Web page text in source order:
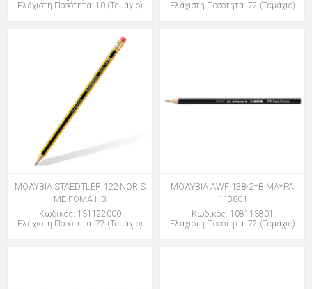
Ελάχιστη Ποσότητα: 10 (Τεμάχιο)
Ελάχιστη Ποσότητα: 72 (Τεμάχιο)
ΜΟΛΥΒΙΑ STAEDTLER 122 NORIS
ΜΕ ΓΟΜΑ HB
Κωδικός: 131122000
Ελάχιστη Ποσότητα: 72 (Τεμάχιο)
ΜΟΛΥΒΙΑ AWF 138-2=B ΜΑΥΡΑ
113801
Κωδικός: 108113801
Ελάχιστη Ποσότητα: 72 (Τεμάχιο)